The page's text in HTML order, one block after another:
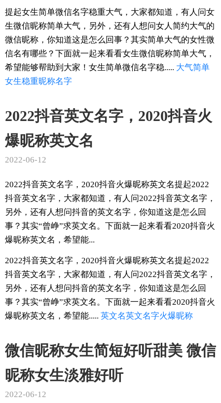
提起女生简单微信名字稳重大气，大家都知道，有人问女
生微信昵称简单大气，另外，还有人想问女人简约大气的
微信昵称，你知道这是怎么回事？其实简单大气的女性微
信名有哪些？下面就一起来看看女生微信昵称简单大气，
希望能够帮助到大家！女生简单微信名字稳..... 大气简单
女生稳重昵称名字
2022抖音英文名字，2020抖音火
爆昵称英文名
2022-06-12
2022抖音英文名字，2020抖音火爆昵称英文名提起2022
抖音英文名字，大家都知道，有人问2022抖音英文名字，
另外，还有人想问抖音的英文名字，你知道这是怎么回
事？其实“曾峥”求英文名。下面就一起来看看2020抖音火
爆昵称英文名，希望能...
2022抖音英文名字，2020抖音火爆昵称英文名提起2022
抖音英文名字，大家都知道，有人问2022抖音英文名字，
另外，还有人想问抖音的英文名字，你知道这是怎么回
事？其实“曾峥”求英文名。下面就一起来看看2020抖音火
爆昵称英文名，希望能..... 英文名英文名字火爆昵称
微信昵称女生简短好听甜美 微信
昵称女生淡雅好听
2022-06-12